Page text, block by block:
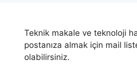
Teknik makale ve teknoloji
postanıza almak için mail
olabilirsiniz.